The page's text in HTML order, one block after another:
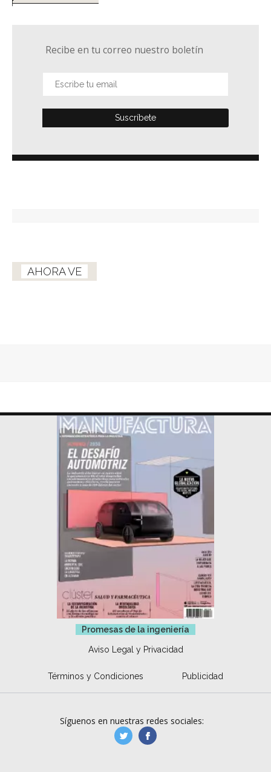
Recibe en tu correo nuestro boletín
AHORA VE
Promesas de la ingeniería
Aviso Legal y Privacidad
Términos y Condiciones Publicidad
Síguenos en nuestras redes sociales:
manufacturaGE